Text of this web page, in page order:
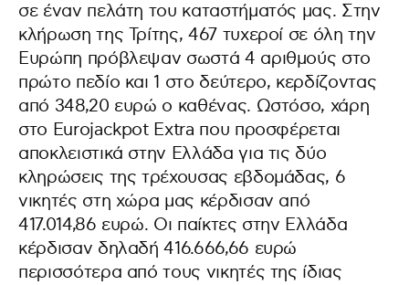
σε έναν πελάτη του καταστήματός μας. Στην
κλήρωση της Τρίτης, 467 τυχεροί σε όλη την
Ευρώπη πρόβλεψαν σωστά 4 αριθμούς στο
πρώτο πεδίο και 1 στο δεύτερο, κερδίζοντας
από 348,20 ευρώ ο καθένας. Ωστόσο, χάρη
στο Eurojackpot Extra που προσφέρεται
αποκλειστικά στην Ελλάδα για τις δύο
κληρώσεις της τρέχουσας εβδομάδας, 6
νικητές στη χώρα μας κέρδισαν από
417.014,86 ευρώ. Οι παίκτες στην Ελλάδα
κέρδισαν δηλαδή 416.666,66 ευρώ
περισσότερα από τους νικητές της ίδιας